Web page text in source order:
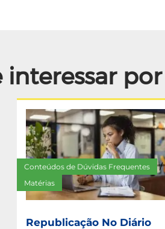
interessar por
Conteúdos de Dúvidas Frequentes /
Matérias
Republicação No Diário